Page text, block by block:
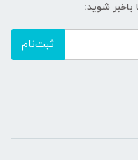
شوید:
ثبت‌نام